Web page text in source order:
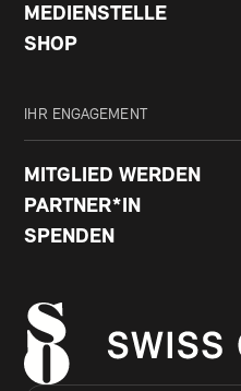
MEDIENSTELLE
SHOP
IHR ENGAGEMENT
MITGLIED WERDEN
PARTNER*IN
SPENDEN